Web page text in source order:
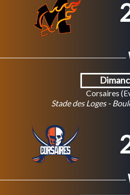
Corsaires
Stade des Loges -